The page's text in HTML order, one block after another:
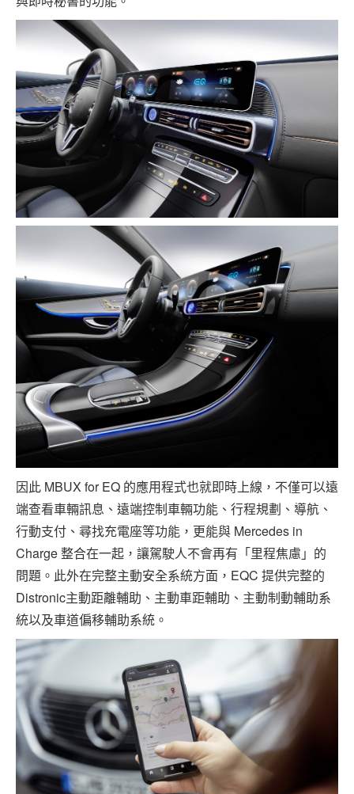
因此 MBUX for EQ 的應用程式也就即時上線，不僅可以遠
端查看車輛訊息、遠端控制車輛功能、行程規劃、導航、
行動支付、尋找充電座等功能，更能與 Mercedes in
Charge 整合在一起，讓駕駛人不會再有「里程焦慮」的
問題。此外在完整主動安全系統方面，EQC 提供完整的
Distronic主動距離輔助、主動車距輔助、主動制動輔助系
統以及車道偏移輔助系統。